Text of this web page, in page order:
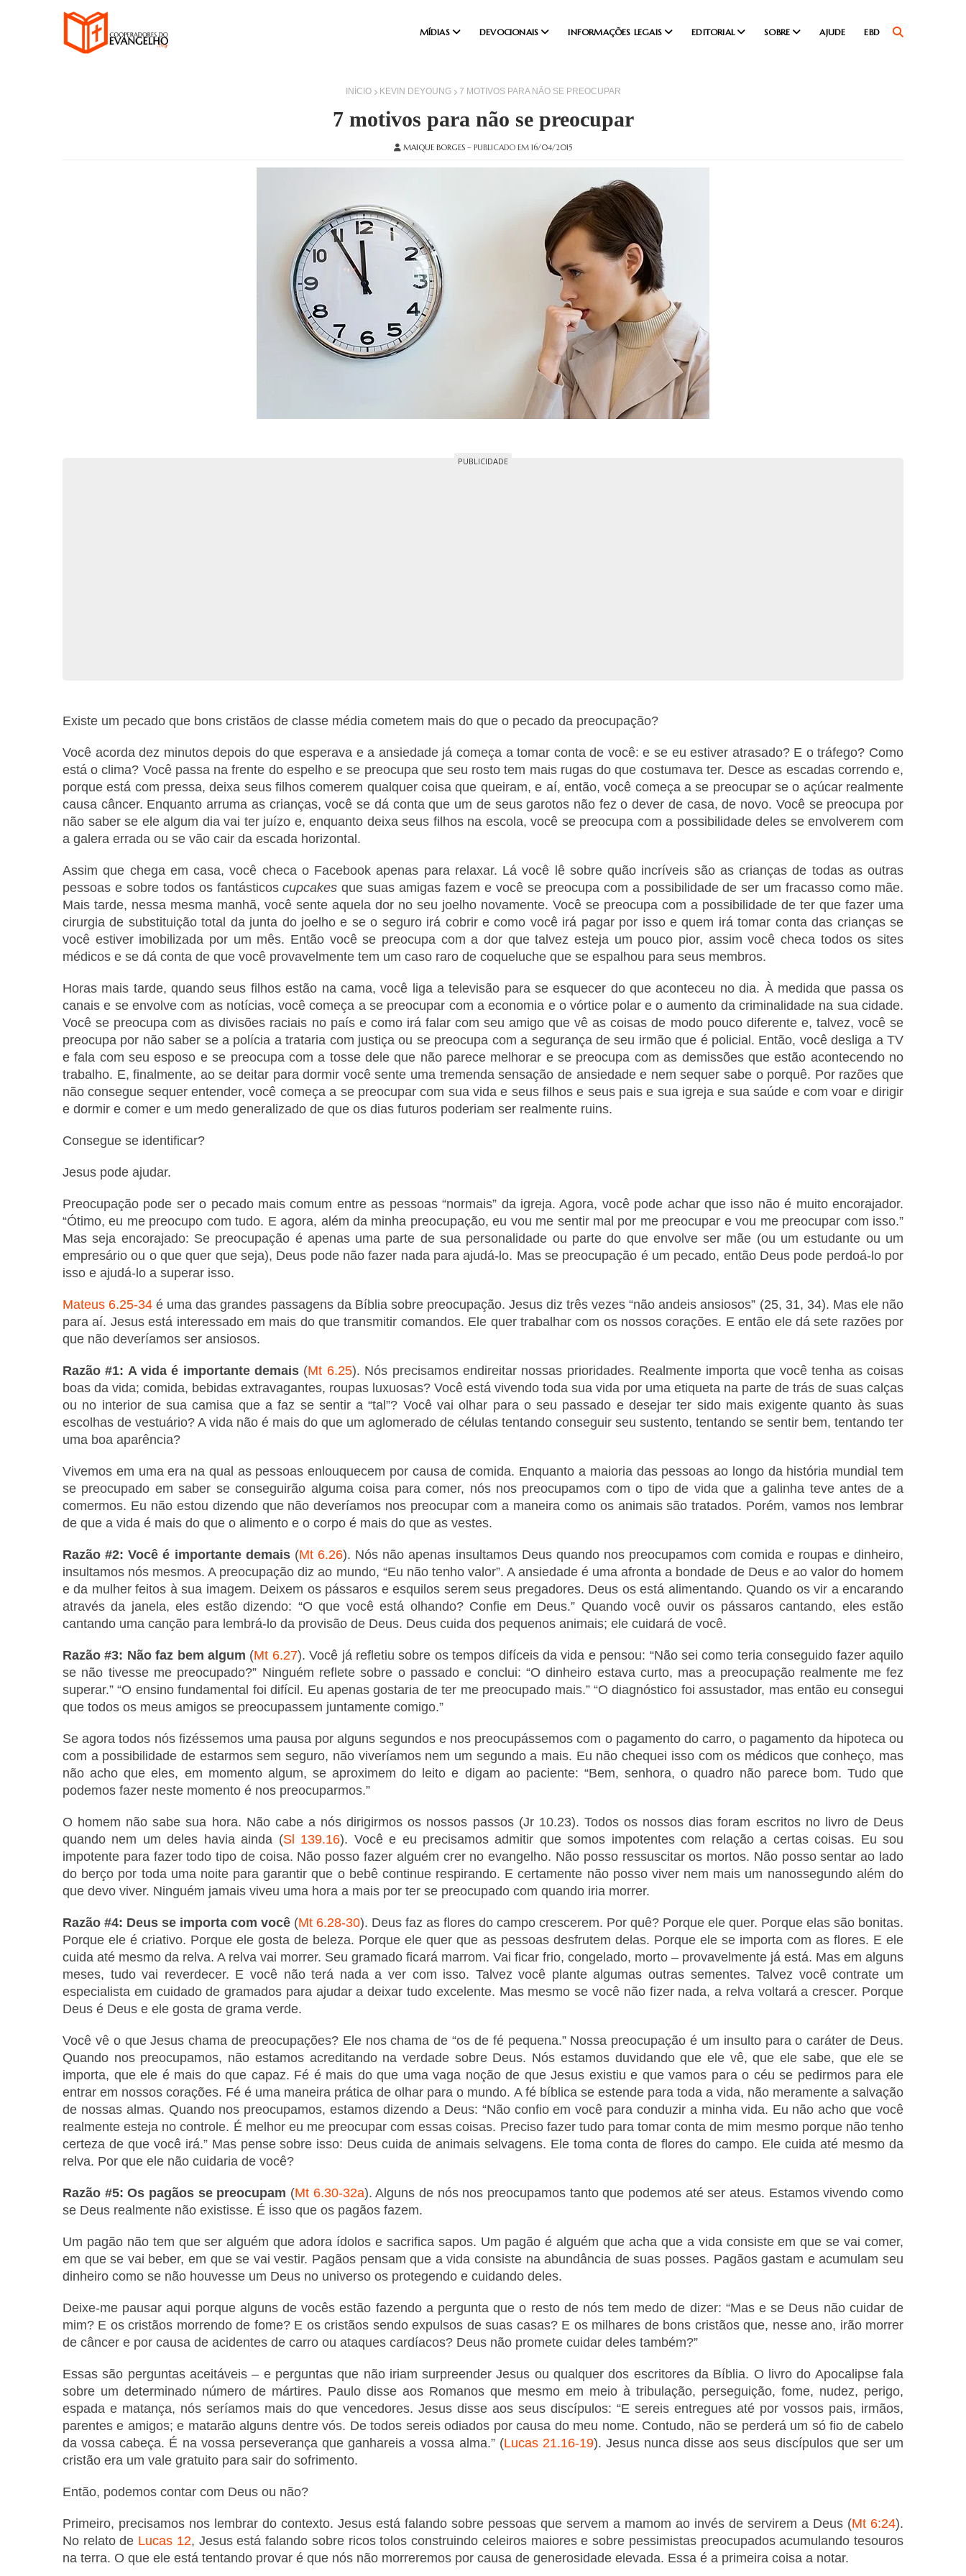
MÍDIAS DEVOCIONAIS INFORMAÇÕES LEGAIS EDITORIAL SOBRE AJUDE EBD
INÍCIO KEVIN DEYOUNG 7 MOTIVOS PARA NÃO SE PREOCUPAR
7 motivos para não se preocupar
MAIQUE BORGES – PUBLICADO EM 16/04/2015
Existe um pecado que bons cristãos de classe média cometem mais do que o pecado da preocupação?
Você acorda dez minutos depois do que esperava e a ansiedade já começa a tomar conta de você: e se eu estiver atrasado? E o tráfego? Como
está o clima? Você passa na frente do espelho e se preocupa que seu rosto tem mais rugas do que costumava ter. Desce as escadas correndo e,
porque está com pressa, deixa seus filhos comerem qualquer coisa que queiram, e aí, então, você começa a se preocupar se o açúcar realmente
causa câncer. Enquanto arruma as crianças, você se dá conta que um de seus garotos não fez o dever de casa, de novo. Você se preocupa por
não saber se ele algum dia vai ter juízo e, enquanto deixa seus filhos na escola, você se preocupa com a possibilidade deles se envolverem com
a galera errada ou se vão cair da escada horizontal.
Assim que chega em casa, você checa o Facebook apenas para relaxar. Lá você lê sobre quão incríveis são as crianças de todas as outras
pessoas e sobre todos os fantásticoscupcakes que suas amigas fazem e você se preocupa com a possibilidade de ser um fracasso como mãe.
Mais tarde, nessa mesma manhã, você sente aquela dor no seu joelho novamente. Você se preocupa com a possibilidade de ter que fazer uma
cirurgia de substituição total da junta do joelho e se o seguro irá cobrir e como você irá pagar por isso e quem irá tomar conta das crianças se
você estiver imobilizada por um mês. Então você se preocupa com a dor que talvez esteja um pouco pior, assim você checa todos os sites
médicos e se dá conta de que você provavelmente tem um caso raro de coqueluche que se espalhou para seus membros.
Horas mais tarde, quando seus filhos estão na cama, você liga a televisão para se esquecer do que aconteceu no dia. À medida que passa os
canais e se envolve com as notícias, você começa a se preocupar com a economia e o vórtice polar e o aumento da criminalidade na sua cidade.
Você se preocupa com as divisões raciais no país e como irá falar com seu amigo que vê as coisas de modo pouco diferente e, talvez, você se
preocupa por não saber se a polícia a trataria com justiça ou se preocupa com a segurança de seu irmão que é policial. Então, você desliga a TV
e fala com seu esposo e se preocupa com a tosse dele que não parece melhorar e se preocupa com as demissões que estão acontecendo no
trabalho. E, finalmente, ao se deitar para dormir você sente uma tremenda sensação de ansiedade e nem sequer sabe o porquê. Por razões que
não consegue sequer entender, você começa a se preocupar com sua vida e seus filhos e seus pais e sua igreja e sua saúde e com voar e dirigir
e dormir e comer e um medo generalizado de que os dias futuros poderiam ser realmente ruins.
Consegue se identificar?
Jesus pode ajudar.
Preocupação pode ser o pecado mais comum entre as pessoas “normais” da igreja. Agora, você pode achar que isso não é muito encorajador.
“Ótimo, eu me preocupo com tudo. E agora, além da minha preocupação, eu vou me sentir mal por me preocupar e vou me preocupar com isso.”
Mas seja encorajado: Se preocupação é apenas uma parte de sua personalidade ou parte do que envolve ser mãe (ou um estudante ou um
empresário ou o que quer que seja), Deus pode não fazer nada para ajudá-lo. Mas se preocupação é um pecado, então Deus pode perdoá-lo por
isso e ajudá-lo a superar isso.
Mateus 6.25-34 é uma das grandes passagens da Bíblia sobre preocupação. Jesus diz três vezes “não andeis ansiosos” (25, 31, 34). Mas ele não
para aí. Jesus está interessado em mais do que transmitir comandos. Ele quer trabalhar com os nossos corações. E então ele dá sete razões por
que não deveríamos ser ansiosos.
Razão #1: A vida é importante demais (Mt 6.25). Nós precisamos endireitar nossas prioridades. Realmente importa que você tenha as coisas
boas da vida; comida, bebidas extravagantes, roupas luxuosas? Você está vivendo toda sua vida por uma etiqueta na parte de trás de suas calças
ou no interior de sua camisa que a faz se sentir a “tal”? Você vai olhar para o seu passado e desejar ter sido mais exigente quanto às suas
escolhas de vestuário? A vida não é mais do que um aglomerado de células tentando conseguir seu sustento, tentando se sentir bem, tentando ter
uma boa aparência?
Vivemos em uma era na qual as pessoas enlouquecem por causa de comida. Enquanto a maioria das pessoas ao longo da história mundial tem
se preocupado em saber se conseguirão alguma coisa para comer, nós nos preocupamos com o tipo de vida que a galinha teve antes de a
comermos. Eu não estou dizendo que não deveríamos nos preocupar com a maneira como os animais são tratados. Porém, vamos nos lembrar
de que a vida é mais do que o alimento e o corpo é mais do que as vestes.
Razão #2: Você é importante demais(Mt 6.26). Nós não apenas insultamos Deus quando nos preocupamos com comida e roupas e dinheiro,
insultamos nós mesmos. A preocupação diz ao mundo, “Eu não tenho valor”. A ansiedade é uma afronta a bondade de Deus e ao valor do homem
e da mulher feitos à sua imagem. Deixem os pássaros e esquilos serem seus pregadores. Deus os está alimentando. Quando os vir a encarando
através da janela, eles estão dizendo: “O que você está olhando? Confie em Deus.” Quando você ouvir os pássaros cantando, eles estão
cantando uma canção para lembrá-lo da provisão de Deus. Deus cuida dos pequenos animais; ele cuidará de você.
Razão #3: Não faz bem algum (Mt 6.27). Você já refletiu sobre os tempos difíceis da vida e pensou: “Não sei como teria conseguido fazer aquilo
se não tivesse me preocupado?” Ninguém reflete sobre o passado e conclui: “O dinheiro estava curto, mas a preocupação realmente me fez
superar.” “O ensino fundamental foi difícil. Eu apenas gostaria de ter me preocupado mais.” “O diagnóstico foi assustador, mas então eu consegui
que todos os meus amigos se preocupassem juntamente comigo.”
Se agora todos nós fizéssemos uma pausa por alguns segundos e nos preocupássemos com o pagamento do carro, o pagamento da hipoteca ou
com a possibilidade de estarmos sem seguro, não viveríamos nem um segundo a mais. Eu não chequei isso com os médicos que conheço, mas
não acho que eles, em momento algum, se aproximem do leito e digam ao paciente: “Bem, senhora, o quadro não parece bom. Tudo que
podemos fazer neste momento é nos preocuparmos.”
O homem não sabe sua hora. Não cabe a nós dirigirmos os nossos passos (Jr 10.23). Todos os nossos dias foram escritos no livro de Deus
quando nem um deles havia ainda (Sl 139.16). Você e eu precisamos admitir que somos impotentes com relação a certas coisas. Eu sou
impotente para fazer todo tipo de coisa. Não posso fazer alguém crer no evangelho. Não posso ressuscitar os mortos. Não posso sentar ao lado
do berço por toda uma noite para garantir que o bebê continue respirando. E certamente não posso viver nem mais um nanossegundo além do
que devo viver. Ninguém jamais viveu uma hora a mais por ter se preocupado com quando iria morrer.
Razão #4: Deus se importa com você (Mt 6.28-30). Deus faz as flores do campo crescerem. Por quê? Porque ele quer. Porque elas são bonitas.
Porque ele é criativo. Porque ele gosta de beleza. Porque ele quer que as pessoas desfrutem delas. Porque ele se importa com as flores. E ele
cuida até mesmo da relva. A relva vai morrer. Seu gramado ficará marrom. Vai ficar frio, congelado, morto – provavelmente já está. Mas em alguns
meses, tudo vai reverdecer. E você não terá nada a ver com isso. Talvez você plante algumas outras sementes. Talvez você contrate um
especialista em cuidado de gramados para ajudar a deixar tudo excelente. Mas mesmo se você não fizer nada, a relva voltará a crescer. Porque
Deus é Deus e ele gosta de grama verde.
Você vê o que Jesus chama de preocupações? Ele nos chama de “os de fé pequena.” Nossa preocupação é um insulto para o caráter de Deus.
Quando nos preocupamos, não estamos acreditando na verdade sobre Deus. Nós estamos duvidando que ele vê, que ele sabe, que ele se
importa, que ele é mais do que capaz. Fé é mais do que uma vaga noção de que Jesus existiu e que vamos para o céu se pedirmos para ele
entrar em nossos corações. Fé é uma maneira prática de olhar para o mundo. A fé bíblica se estende para toda a vida, não meramente a salvação
de nossas almas. Quando nos preocupamos, estamos dizendo a Deus: “Não confio em você para conduzir a minha vida. Eu não acho que você
realmente esteja no controle. É melhor eu me preocupar com essas coisas. Preciso fazer tudo para tomar conta de mim mesmo porque não tenho
certeza de que você irá.” Mas pense sobre isso: Deus cuida de animais selvagens. Ele toma conta de flores do campo. Ele cuida até mesmo da
relva. Por que ele não cuidaria de você?
Razão #5: Os pagãos se preocupam (Mt 6.30-32a). Alguns de nós nos preocupamos tanto que podemos até ser ateus. Estamos vivendo como
se Deus realmente não existisse. É isso que os pagãos fazem.
Um pagão não tem que ser alguém que adora ídolos e sacrifica sapos. Um pagão é alguém que acha que a vida consiste em que se vai comer,
em que se vai beber, em que se vai vestir. Pagãos pensam que a vida consiste na abundância de suas posses. Pagãos gastam e acumulam seu
dinheiro como se não houvesse um Deus no universo os protegendo e cuidando deles.
Deixe-me pausar aqui porque alguns de vocês estão fazendo a pergunta que o resto de nós tem medo de dizer: “Mas e se Deus não cuidar de
mim? E os cristãos morrendo de fome? E os cristãos sendo expulsos de suas casas? E os milhares de bons cristãos que, nesse ano, irão morrer
de câncer e por causa de acidentes de carro ou ataques cardíacos? Deus não promete cuidar deles também?”
Essas são perguntas aceitáveis – e perguntas que não iriam surpreender Jesus ou qualquer dos escritores da Bíblia. O livro do Apocalipse fala
sobre um determinado número de mártires. Paulo disse aos Romanos que mesmo em meio à tribulação, perseguição, fome, nudez, perigo,
espada e matança, nós seríamos mais do que vencedores. Jesus disse aos seus discípulos: “E sereis entregues até por vossos pais, irmãos,
parentes e amigos; e matarão alguns dentre vós. De todos sereis odiados por causa do meu nome. Contudo, não se perderá um só fio de cabelo
da vossa cabeça. É na vossa perseverança que ganhareis a vossa alma.” (Lucas 21.16-19). Jesus nunca disse aos seus discípulos que ser um
cristão era um vale gratuito para sair do sofrimento.
Então, podemos contar com Deus ou não?
Primeiro, precisamos nos lembrar do contexto. Jesus está falando sobre pessoas que servem a mamom ao invés de servirem a Deus (Mt 6:24).
No relato de Lucas 12, Jesus está falando sobre ricos tolos construindo celeiros maiores e sobre pessimistas preocupados acumulando tesouros
na terra. O que ele está tentando provar é que nós não morreremos por causa de generosidade elevada. Essa é a primeira coisa a notar.